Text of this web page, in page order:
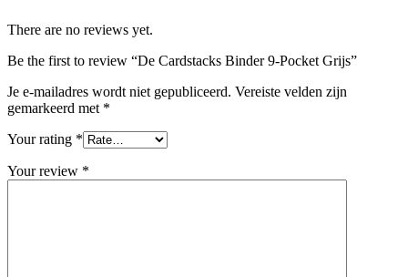
There are no reviews yet.
Be the first to review “De Cardstacks Binder 9-Pocket Grijs”
Je e-mailadres wordt niet gepubliceerd. Vereiste velden zijn
gemarkeerd met *
Your rating *
Your review *